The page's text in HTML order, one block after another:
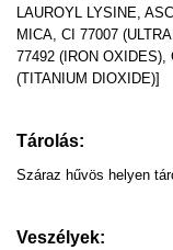
LAUROYL LYSINE,
MICA, CI 77007
77492 (IRON OXIDES),
(TITANIUM DIOXIDE)]
Tárolás:
Száraz hűvös helyen
Veszélyek: